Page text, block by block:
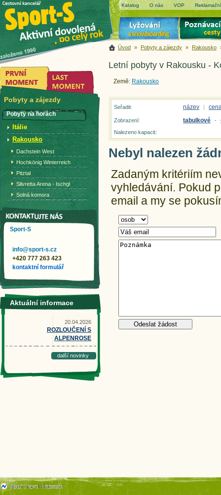
Katalog O nás VOP
Úvod » Pobyty a zájezdy » Rakousko
Letní pobyty v Rakousku -
Země: Rakousko
Seřadit: název |
Zobrazení: tabulkové -
Nalezeno kapacit:
Nebyl nalezen
Zadaným kritériím
vyhledávání. Pokud
email a my se
Pobyty a zájezdy
Pobyty na horách
Itálie
Rakousko
Dachstein West
Hochkönig Winterreich
Pitztal
Silvretta Arena - Ischgl
Solná komora
Sport-S
info@sport-s.cz
+420 777 263 423
kontaktní formulář
Aktuální informace
20.04.2026
ROZLOUČENÍ S
ALPENROSE
další novinky